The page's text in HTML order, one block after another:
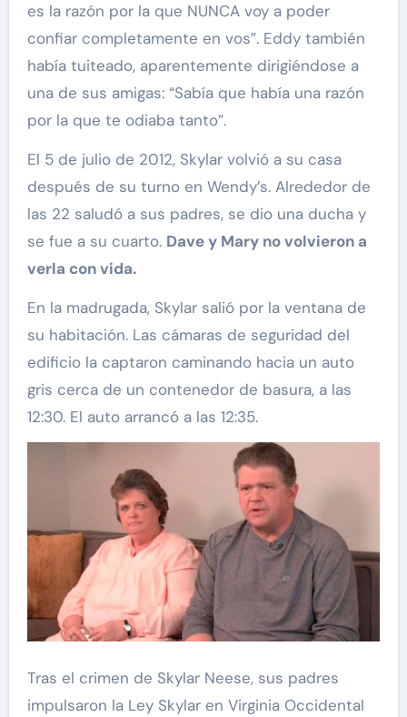
es la razón por la que NUNCA voy a poder
confiar completamente en vos”. Eddy también
había tuiteado, aparentemente dirigiéndose a
una de sus amigas: “Sabía que había una razón
por la que te odiaba tanto”.
El 5 de julio de 2012, Skylar volvió a su casa
después de su turno en Wendy’s. Alrededor de
las 22 saludó a sus padres, se dio una ducha y
se fue a su cuarto. Dave y Mary no volvieron a
verla con vida.
En la madrugada, Skylar salió por la ventana de
su habitación. Las cámaras de seguridad del
edificio la captaron caminando hacia un auto
gris cerca de un contenedor de basura, a las
12:30. El auto arrancó a las 12:35.
Tras el crimen de Skylar Neese, sus padres
impulsaron la Ley Skylar en Virginia Occidental